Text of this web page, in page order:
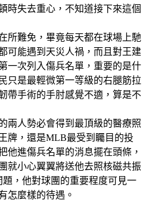
時失去重心，不知道接下來這個
所難免，畢竟每天都在球場上馳
可能遇到天災人禍，而且對王建
一次列入傷兵名單，重要的是什
只是最輕微第一等級的右腿筋拉
帶手術的手肘感覺不適，算是不
兩人勢必會得到最頂級的醫療照
牌，還是MLB最受到矚目的投
他進傷兵名單的消息擺在頭條，
就小心翼翼將送他去照核磁共振
，他對球團的重要程度可見一
怎麼樣的待遇。